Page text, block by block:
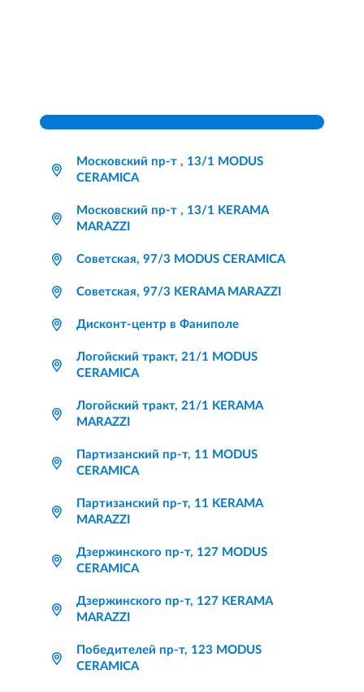
Московский пр-т , 13/1 MODUS
CERAMICA
Московский пр-т , 13/1 KERAMA
MARAZZI
Советская, 97/3 MODUS CERAMICA
Советская, 97/3 KERAMA MARAZZI
Дисконт-центр в Фаниполе
Логойский тракт, 21/1 MODUS
CERAMICA
Логойский тракт, 21/1 KERAMA
MARAZZI
Партизанский пр-т, 11 MODUS
CERAMICA
Партизанский пр-т, 11 KERAMA
MARAZZI
Дзержинского пр-т, 127 MODUS
CERAMICA
Дзержинского пр-т, 127 KERAMA
MARAZZI
Победителей пр-т, 123 MODUS
CERAMICA